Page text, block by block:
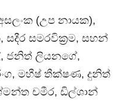
(උප නායක),
සදීර සමරවික්‍රම, සහන්
ජනිත් ලියනගේ,
මහීෂ් තීක්ෂණ, දුනිත්
චමීර, ඩිල්ශාන්